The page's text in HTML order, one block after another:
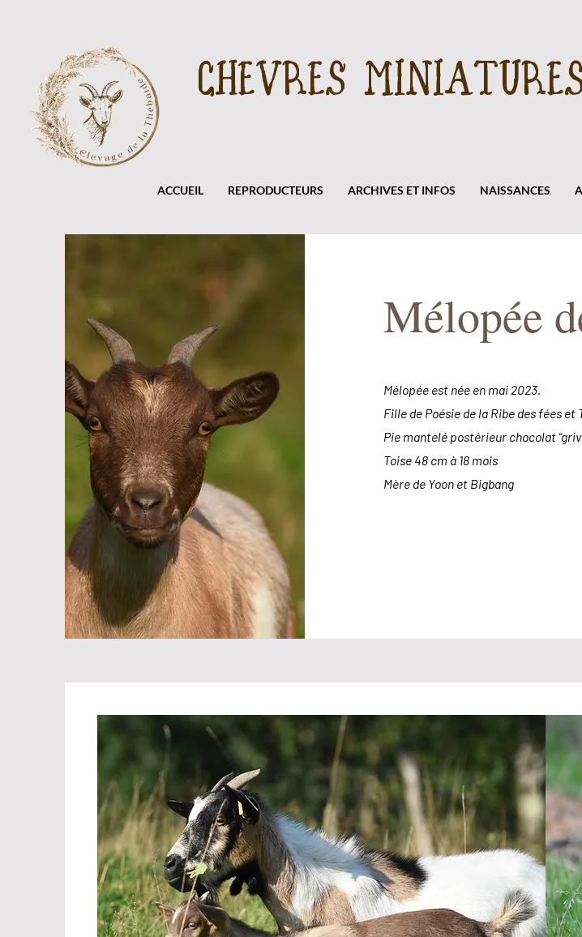
CHEVRES
ACCUEIL REPRODUCTEURS ARCHIVES ET INFOS NAISSANCES
Mélopée
Mélopée est née en mai 2023.
Fille de Poésie de la Ribe des fées
Pie mantelé postérieur chocolat
​Toise 48 cm à 18 mois
Mère de Yoon et Bigbang